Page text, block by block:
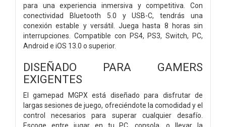
para una experiencia inmersiva y competitiva. Con
conectividad Bluetooth 5.0 y USB-C, tendrás una
conexión estable y versátil. Juega hasta 8 horas sin
interrupciones. Compatible con PS4, PS3, Switch, PC,
Android e iOS 13.0 o superior.
DISEÑADO PARA GAMERS
EXIGENTES
El gamepad MGPX está diseñado para disfrutar de
largas sesiones de juego, ofreciéndote la comodidad y el
control necesarios para superar cualquier desafío.
Escoge entre jugar en tu PC, consola, o llevar la